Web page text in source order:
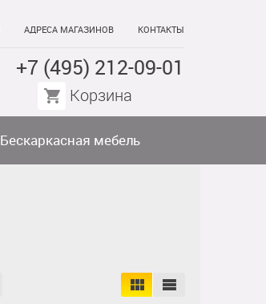
АДРЕСА МАГАЗИНОВ КОНТАКТЫ
+7 (495) 212-09-01
Корзина
Бескаркасная мебель